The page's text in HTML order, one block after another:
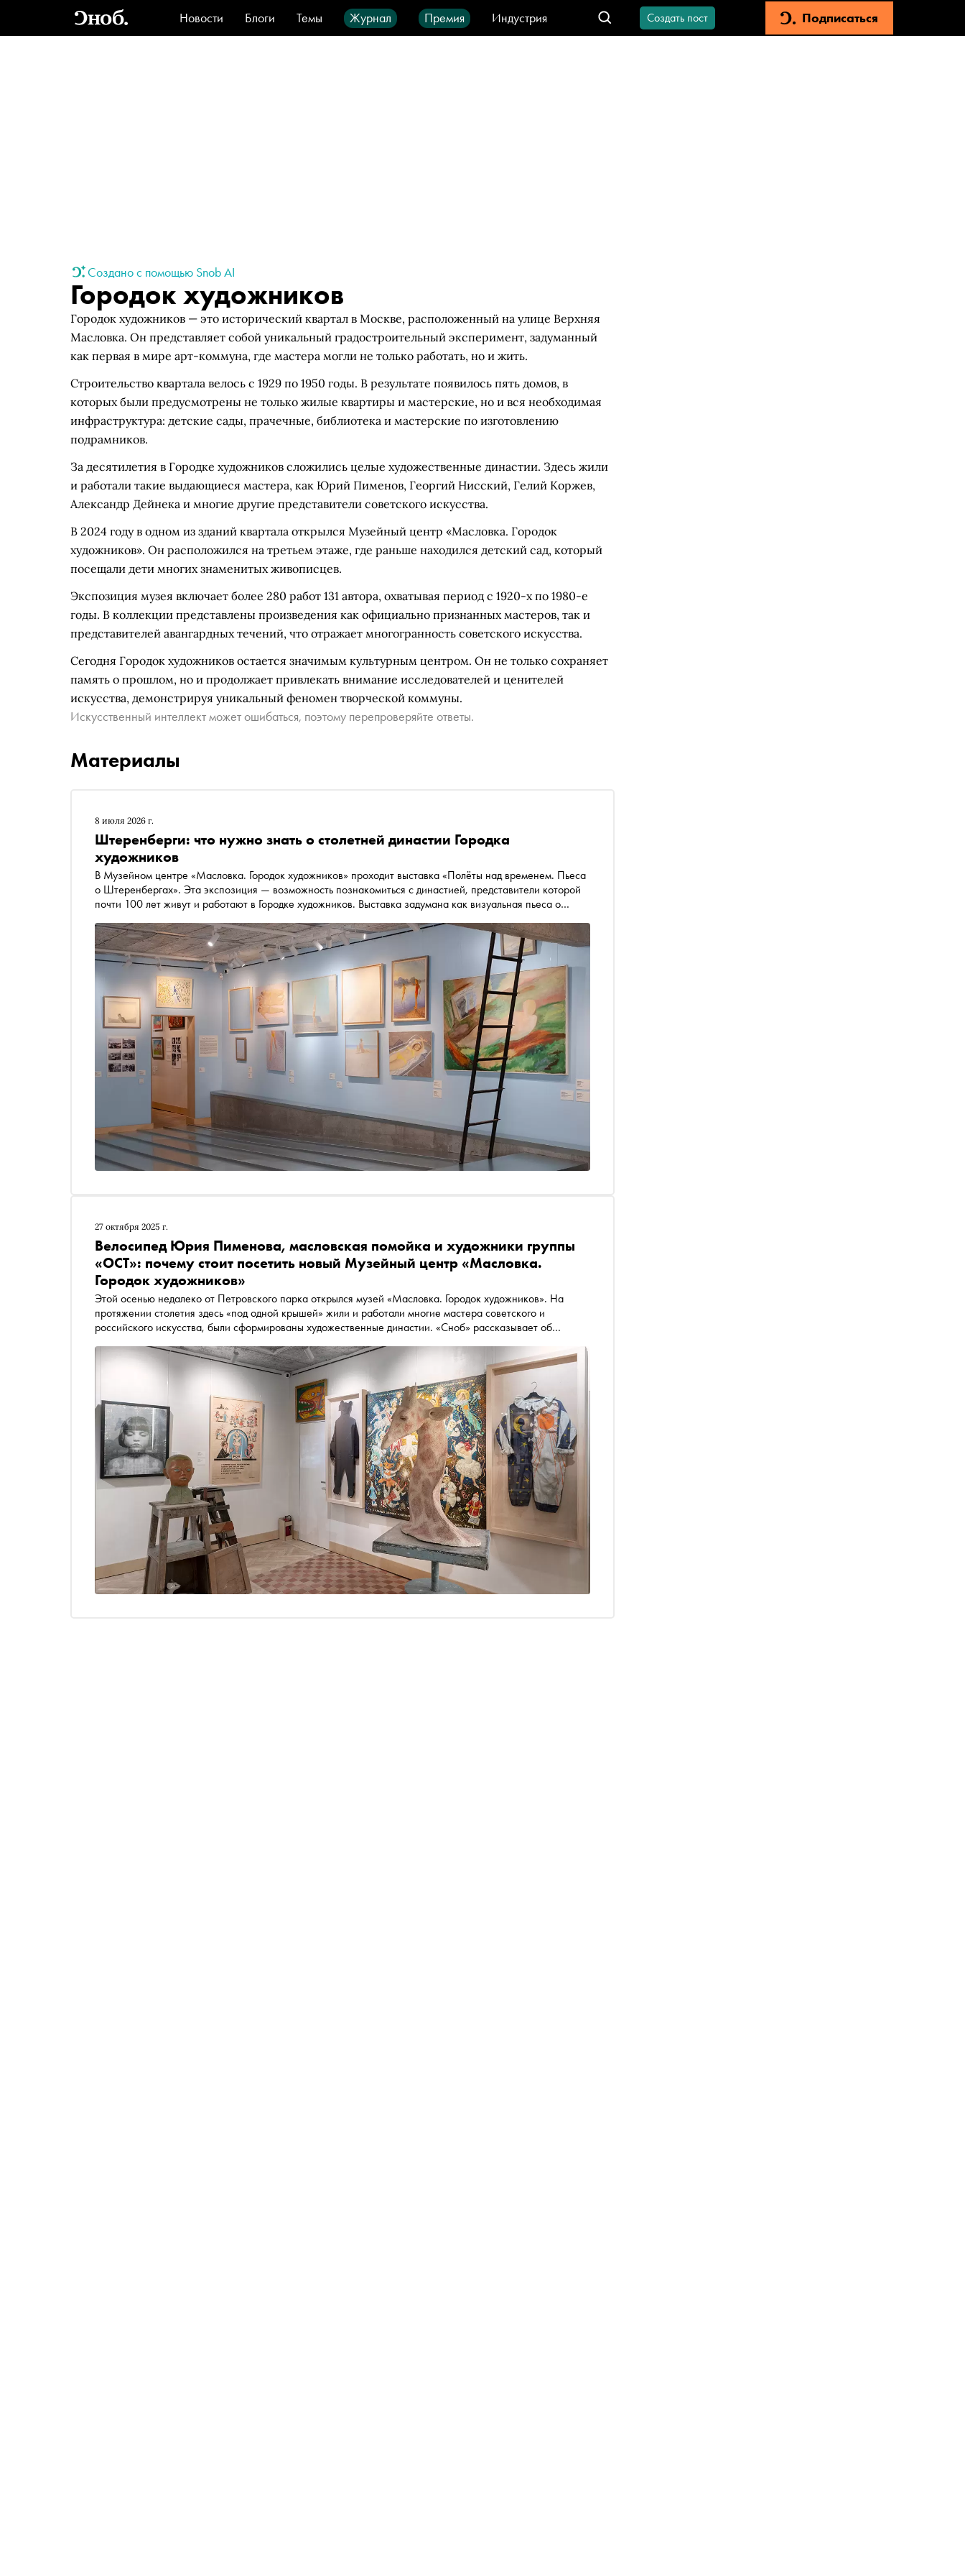
Новости Блоги Темы Журнал Премия
Индустрия
Стиль
Видео Город IT-продукты
Создать пост Подписаться
Создано с помощью Snob AI
Городок художников
Городок художников — это исторический квартал в Москве, расположенный на улице Верхняя
Масловка. Он представляет собой уникальный градостроительный эксперимент, задуманный
как первая в мире арт-коммуна, где мастера могли не только работать, но и жить.
Строительство квартала велось с 1929 по 1950 годы. В результате появилось пять домов, в
которых были предусмотрены не только жилые квартиры и мастерские, но и вся необходимая
инфраструктура: детские сады, прачечные, библиотека и мастерские по изготовлению
подрамников.
За десятилетия в Городке художников сложились целые художественные династии. Здесь жили
и работали такие выдающиеся мастера, как Юрий Пименов, Георгий Нисский, Гелий Коржев,
Александр Дейнека и многие другие представители советского искусства.
В 2024 году в одном из зданий квартала открылся Музейный центр «Масловка. Городок
художников». Он расположился на третьем этаже, где раньше находился детский сад, который
посещали дети многих знаменитых живописцев.
Экспозиция музея включает более 280 работ 131 автора, охватывая период с 1920-х по 1980-е
годы. В коллекции представлены произведения как официально признанных мастеров, так и
представителей авангардных течений, что отражает многогранность советского искусства.
Сегодня Городок художников остается значимым культурным центром. Он не только сохраняет
память о прошлом, но и продолжает привлекать внимание исследователей и ценителей
искусства, демонстрируя уникальный феномен творческой коммуны.
Искусственный интеллект может ошибаться, поэтому перепроверяйте ответы.
Материалы
8 июля 2026 г.
Штеренберги: что нужно знать о столетней династии Городка
художников
В Музейном центре «Масловка. Городок художников» проходит выставка «Полёты над временем. Пьеса
о Штеренбергах». Эта экспозиция — возможность познакомиться с династией, представители которой
почти 100 лет живут и работают в Городке художников. Выставка задумана как визуальная пьеса о
вернуть контроль над собственной жизнью. Здесь представлено более 200 работ, многие из которых
хранятся в семье и демонстрируются впервые. Подробнее об истории династии — в материале «Сноба»
27 октября 2025 г.
Велосипед Юрия Пименова, масловская помойка и художники группы
«ОСТ»: почему стоит посетить новый Музейный центр «Масловка.
Городок художников»
Этой осенью недалеко от Петровского парка открылся музей «Масловка. Городок художников». На
протяжении столетия здесь «под одной крышей» жили и работали многие мастера советского и
российского искусства, были сформированы художественные династии. «Сноб» рассказывает об